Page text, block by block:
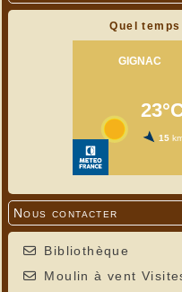
Quel
Nous contacter
Bibliothèque
Moulin à vent